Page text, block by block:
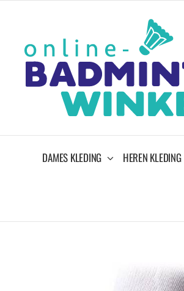
DAMES KLEDING HEREN KLEDING